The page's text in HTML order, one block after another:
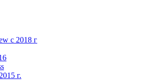
с 2018 г
г.